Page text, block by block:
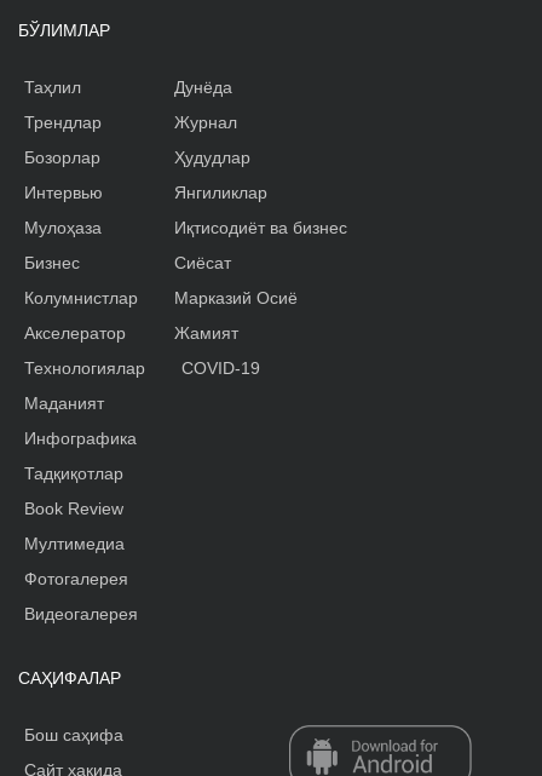
БЎЛИМЛАР
Таҳлил
Трендлар
Бозорлар
Интервью
Мулоҳаза
Бизнес
Колумнистлар
Акселератор
Дунёда
Журнал
Ҳудудлар
Янгиликлар
Иқтисодиёт ва бизнес
Сиёсат
Марказий Осиё
Жамият
Технологиялар
Маданият
Инфографика
Тадқиқотлар
Book Review
Мултимедиа
Фотогалерея
Видеогалерея
COVID-19
САҲИФАЛАР
Бош саҳифа
Сайт ҳақида